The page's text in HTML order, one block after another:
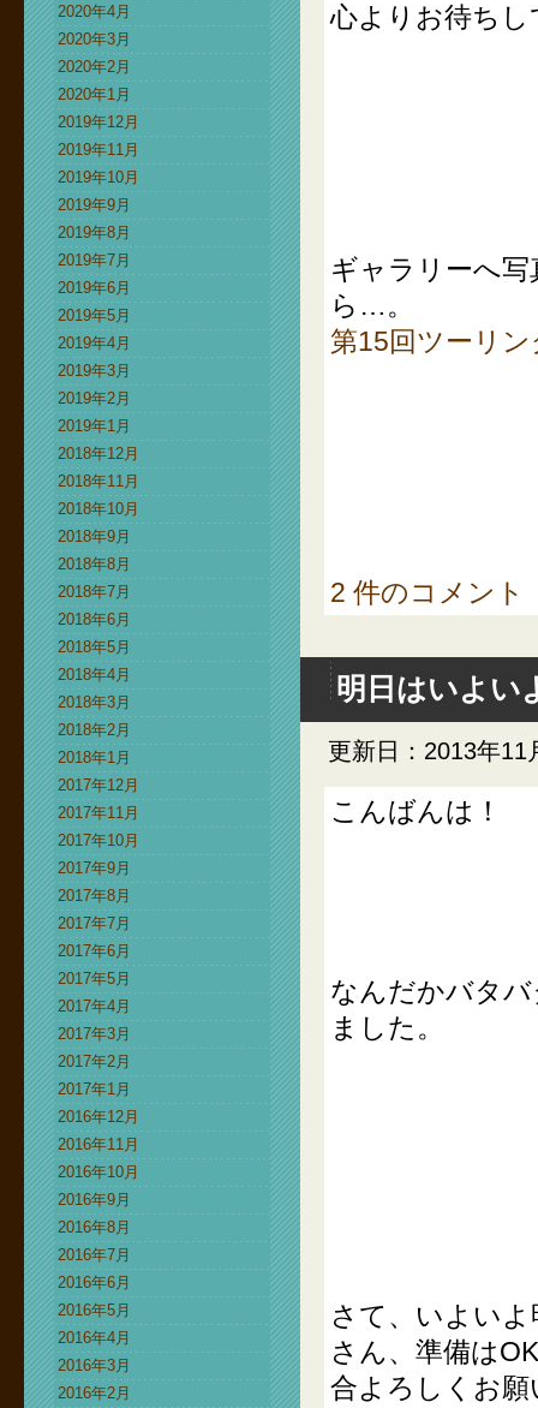
2020年4月
2020年3月
2020年2月
2020年1月
2019年12月
2019年11月
2019年10月
2019年9月
2019年8月
2019年7月
2019年6月
2019年5月
2019年4月
2019年3月
2019年2月
2019年1月
2018年12月
2018年11月
2018年10月
2018年9月
2018年8月
2018年7月
2018年6月
2018年5月
2018年4月
2018年3月
2018年2月
2018年1月
2017年12月
2017年11月
2017年10月
2017年9月
2017年8月
2017年7月
2017年6月
2017年5月
2017年4月
2017年3月
2017年2月
2017年1月
2016年12月
2016年11月
2016年10月
2016年9月
2016年8月
2016年7月
2016年6月
2016年5月
2016年4月
2016年3月
2016年2月
心よりお待ち
ギャラリーへ
ら…。
第15回ツーリ
2 件のコメント
明日はいよい
更新日：2013年11
こんばんは！
なんだかバタ
ました。
さて、いよい
さん、準備は
合よろしくお